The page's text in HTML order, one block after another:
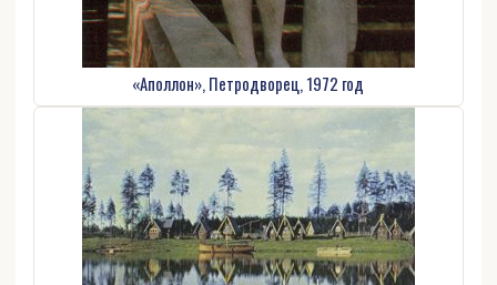
«Аполлон», Петродворец, 1972 год